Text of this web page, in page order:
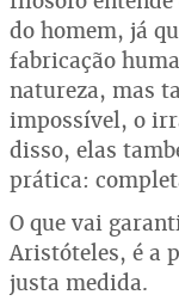
do homem, já
fabricação
natureza, mas
impossível, o
disso, elas
prática:
O que vai
Aristóteles, é a
justa medida.